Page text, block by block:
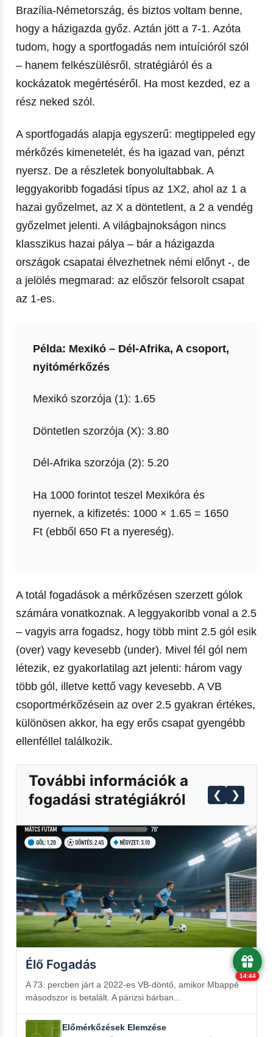
Brazília-Németország, és biztos voltam benne,
hogy a házigazda győz. Aztán jött a 7-1. Azóta
tudom, hogy a sportfogadás nem intuícióról szól
– hanem felkészülésről, stratégiáról és a
kockázatok megértéséről. Ha most kezded, ez a
rész neked szól.
A sportfogadás alapja egyszerű: megtippeled egy
mérkőzés kimenetelét, és ha igazad van, pénzt
nyersz. De a részletek bonyolultabbak. A
leggyakoribb fogadási típus az 1X2, ahol az 1 a
hazai győzelmet, az X a döntetlent, a 2 a vendég
győzelmet jelenti. A világbajnokságon nincs
klasszikus hazai pálya – bár a házigazda
országok csapatai élvezhetnek némi előnyt -, de
a jelölés megmarad: az először felsorolt csapat
az 1-es.
Példa: Mexikó – Dél-Afrika, A csoport,
nyitómérkőzés
Mexikó szorzója (1): 1.65
Döntetlen szorzója (X): 3.80
Dél-Afrika szorzója (2): 5.20
Ha 1000 forintot teszel Mexikóra és
nyernek, a kifizetés: 1000 × 1.65 = 1650
Ft (ebből 650 Ft a nyereség).
A totál fogadások a mérkőzésen szerzett gólok
számára vonatkoznak. A leggyakoribb vonal a 2.5
– vagyis arra fogadsz, hogy több mint 2.5 gól esik
(over) vagy kevesebb (under). Mivel fél gól nem
létezik, ez gyakorlatilag azt jelenti: három vagy
több gól, illetve kettő vagy kevesebb. A VB
csoportmérkőzésein az over 2.5 gyakran értékes,
különösen akkor, ha egy erős csapat gyengébb
ellenféllel találkozik.
További információk a
fogadási stratégiákról
❮ ❯
Élő Fogadás
A 73. percben járt a 2022-es VB-döntő, amikor Mbappé
másodszor is betalált. A párizsi bárban...
Előmérkőzések Elemzése
14:43